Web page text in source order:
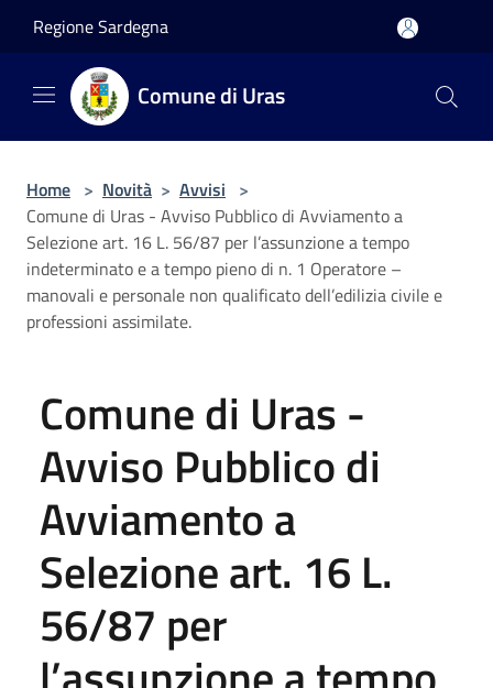
Regione Sardegna
Comune di Uras
Home > Novità > Avvisi >
Comune di Uras - Avviso Pubblico di Avviamento a
Selezione art. 16 L. 56/87 per l’assunzione a tempo
indeterminato e a tempo pieno di n. 1 Operatore –
manovali e personale non qualificato dell’edilizia civile e
professioni assimilate.
Comune di Uras -
Avviso Pubblico di
Avviamento a
Selezione art. 16 L.
56/87 per